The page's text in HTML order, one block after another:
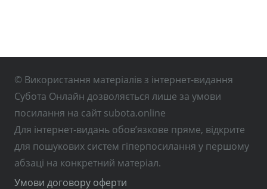
© Використання матеріалів з інтернет-видання
Субота Онлайн дозволяється лише за умови
посилання на сайт subota.online
Для інтернет-видань обов’язкове пряме, відкрите
для пошукових систем гіперпосилання у першому
абзаці на конкретний матеріал.
Умови договору оферти